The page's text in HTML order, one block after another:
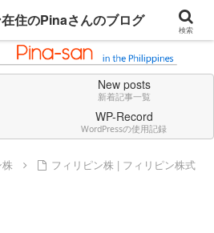
Feel always in English.
New posts
新着記事一覧
WP-Record
WordPressの使用記録
フィリピン株 | フィリピン株式
検索